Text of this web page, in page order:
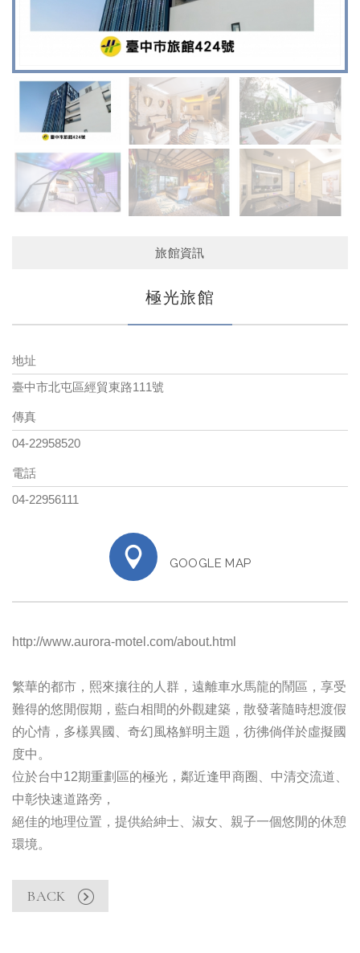
旅館資訊
極光旅館
地址
臺中市北屯區經貿東路111號
傳真
04-22958520
電話
04-22956111
GOOGLE MAP
http://www.aurora-motel.com/about.html
繁華的都市，熙來攘往的人群，遠離車水馬龍的鬧區，享受
難得的悠閒假期，藍白相間的外觀建築，散發著隨時想渡假
的心情，多樣異國、奇幻風格鮮明主題，彷彿倘佯於虛擬國
度中。
位於台中12期重劃區的極光，鄰近逢甲商圈、中清交流道、
中彰快速道路旁，
絕佳的地理位置，提供給紳士、淑女、親子一個悠閒的休憩
環境。
BACK